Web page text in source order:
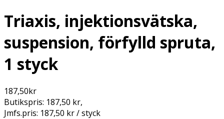
Triaxis, injektionsvätska,
suspension, förfylld spruta,
1 styck
187,50kr
Butikspris: 187,50 kr,
Jmfs.pris: 187,50 kr / styck